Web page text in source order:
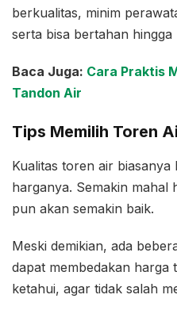
berkualitas, minim
serta bisa bertahan
Baca Juga: Cara Praktis
Tandon Air
Tips Memilih Toren
Kualitas toren air
harganya. Semakin mahal
pun akan semakin baik.
Meski demikian, ada
dapat membedakan
ketahui, agar tidak salah